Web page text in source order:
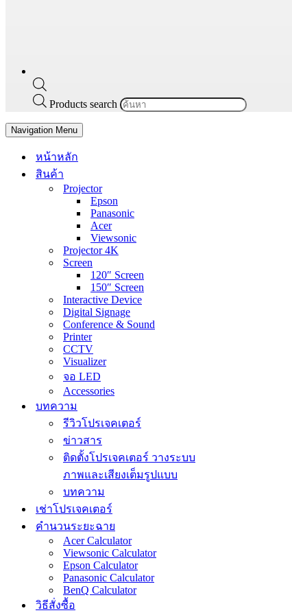
Products search
Navigation Menu
หน้าหลัก
สินค้า
Projector
Epson
Panasonic
Acer
Viewsonic
Projector 4K
Screen
120″ Screen
150″ Screen
Interactive Device
Digital Signage
Conference & Sound
Printer
CCTV
Visualizer
จอ LED
Accessories
บทความ
รีวิวโปรเจคเตอร์
ข่าวสาร
ติดตั้งโปรเจคเตอร์ วางระบบ
ภาพและเสียงเต็มรูปแบบ
บทความ
เช่าโปรเจคเตอร์
คำนวนระยะฉาย
Acer Calculator
Viewsonic Calculator
Epson Calculator
Panasonic Calculator
BenQ Calculator
วิธีสั่งซื้อ